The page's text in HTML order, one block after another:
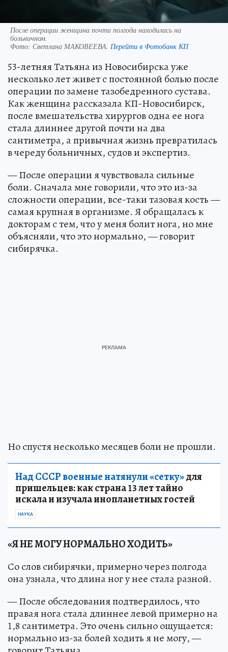
После операции женщина почти полгода находилась на
больничном.
Фото: Светлана МАКОВЕЕВА. Перейти в Фотобанк КП
53-летняя Татьяна из Новосибирска уже
несколько лет живет с постоянной болью после
операции по замене тазобедренного сустава.
Как женщина рассказала КП-Новосибирск,
после вмешательства хирургов одна ее нога
стала длиннее другой почти на два
сантиметра, а привычная жизнь превратилась
в череду больничных, судов и экспертиз.
— После операции я чувствовала сильные
боли. Сначала мне говорили, что это из-за
сложности операции, все-таки тазовая кость —
самая крупная в организме. Я обращалась к
докторам с тем, что у меня болит нога, но мне
объясняли, что это нормально, — говорит
сибирячка.
Но спустя несколько месяцев боли не прошли.
Над СССР военные натянули «сетку»для
пришельцев: как страна 13 лет тайно
искала и изучала инопланетных гостей
НАУКА
«Я НЕ МОГУ НОРМАЛЬНО ХОДИТЬ»
Со слов сибирячки, примерно через полгода
она узнала, что длина ног у нее стала разной.
— После обследования подтвердилось, что
правая нога стала длиннее левой примерно на
1,8 сантиметра. Это очень сильно ощущается:
нормально из-за болей ходить я не могу, —